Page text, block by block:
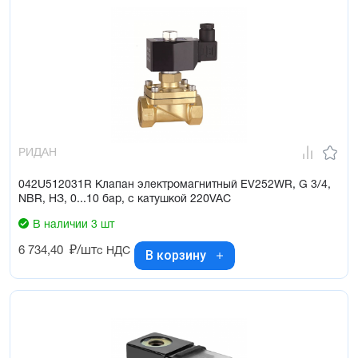
РИДАН
042U512031R Клапан электромагнитный EV252WR, G 3/4,
NBR, НЗ, 0...10 бар, с катушкой 220VAC
В наличии 3 шт
6 734,40 ₽/штс НДС В корзину